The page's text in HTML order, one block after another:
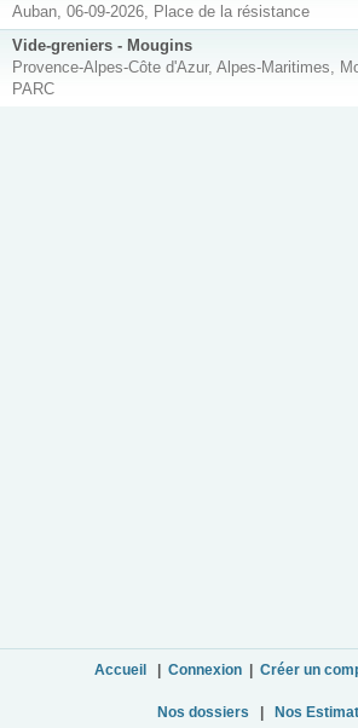
Auban, 06-09-2026, Place de la résistance
Vide-greniers - Mougins
Provence-Alpes-Côte d'Azur, Alpes-Maritimes,
PARC
Accueil Connexion| Créer un
Nos dossiers Nos